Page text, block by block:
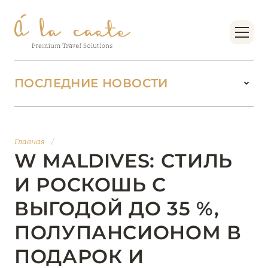
Главная /
W MALDIVES: СТИЛЬ
И РОСКОШЬ С
ВЫГОДОЙ ДО 35 %,
ПОЛУПАНСИОНОМ В
ПОДАРОК И
ПОСЛЕДНИЕ НОВОСТИ
БУТИК-КУРОРТЫ МАЛЬДИВСКИХ ОСТРОВОВ
01 июня 2026
JUMEIRAH OLHAHALI ISLAND MALDIVES: ВАШ
ОАЗИС ТЕПЛА И ИЗЫСКАННОСТИ